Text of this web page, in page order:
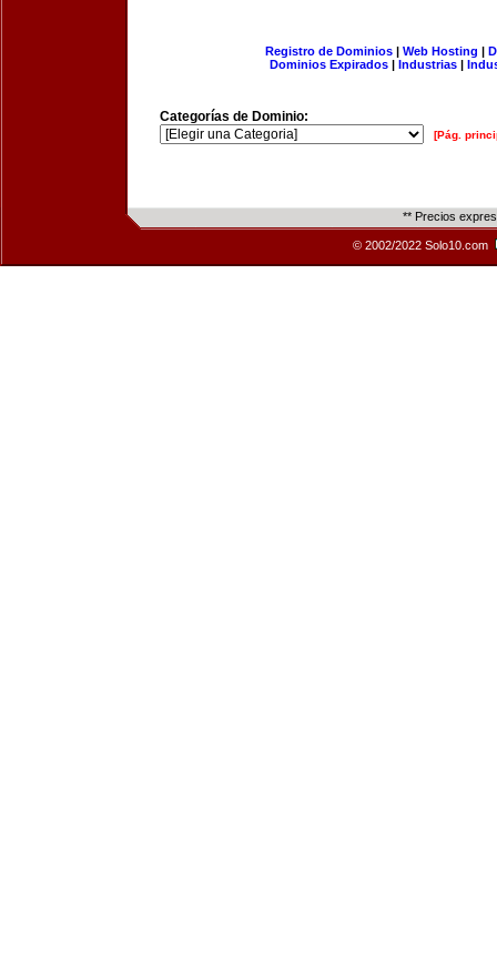
Registro de Dominios| Web Hosting |
Dominios Expirados | Industrias |
Categorías de Dominio:
[Pág.
** Precios
© 2002/2022 Solo10.com